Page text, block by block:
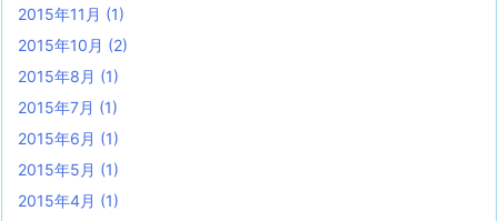
2015年11月 (1)
2015年10月 (2)
2015年8月 (1)
2015年7月 (1)
2015年6月 (1)
2015年5月 (1)
2015年4月 (1)